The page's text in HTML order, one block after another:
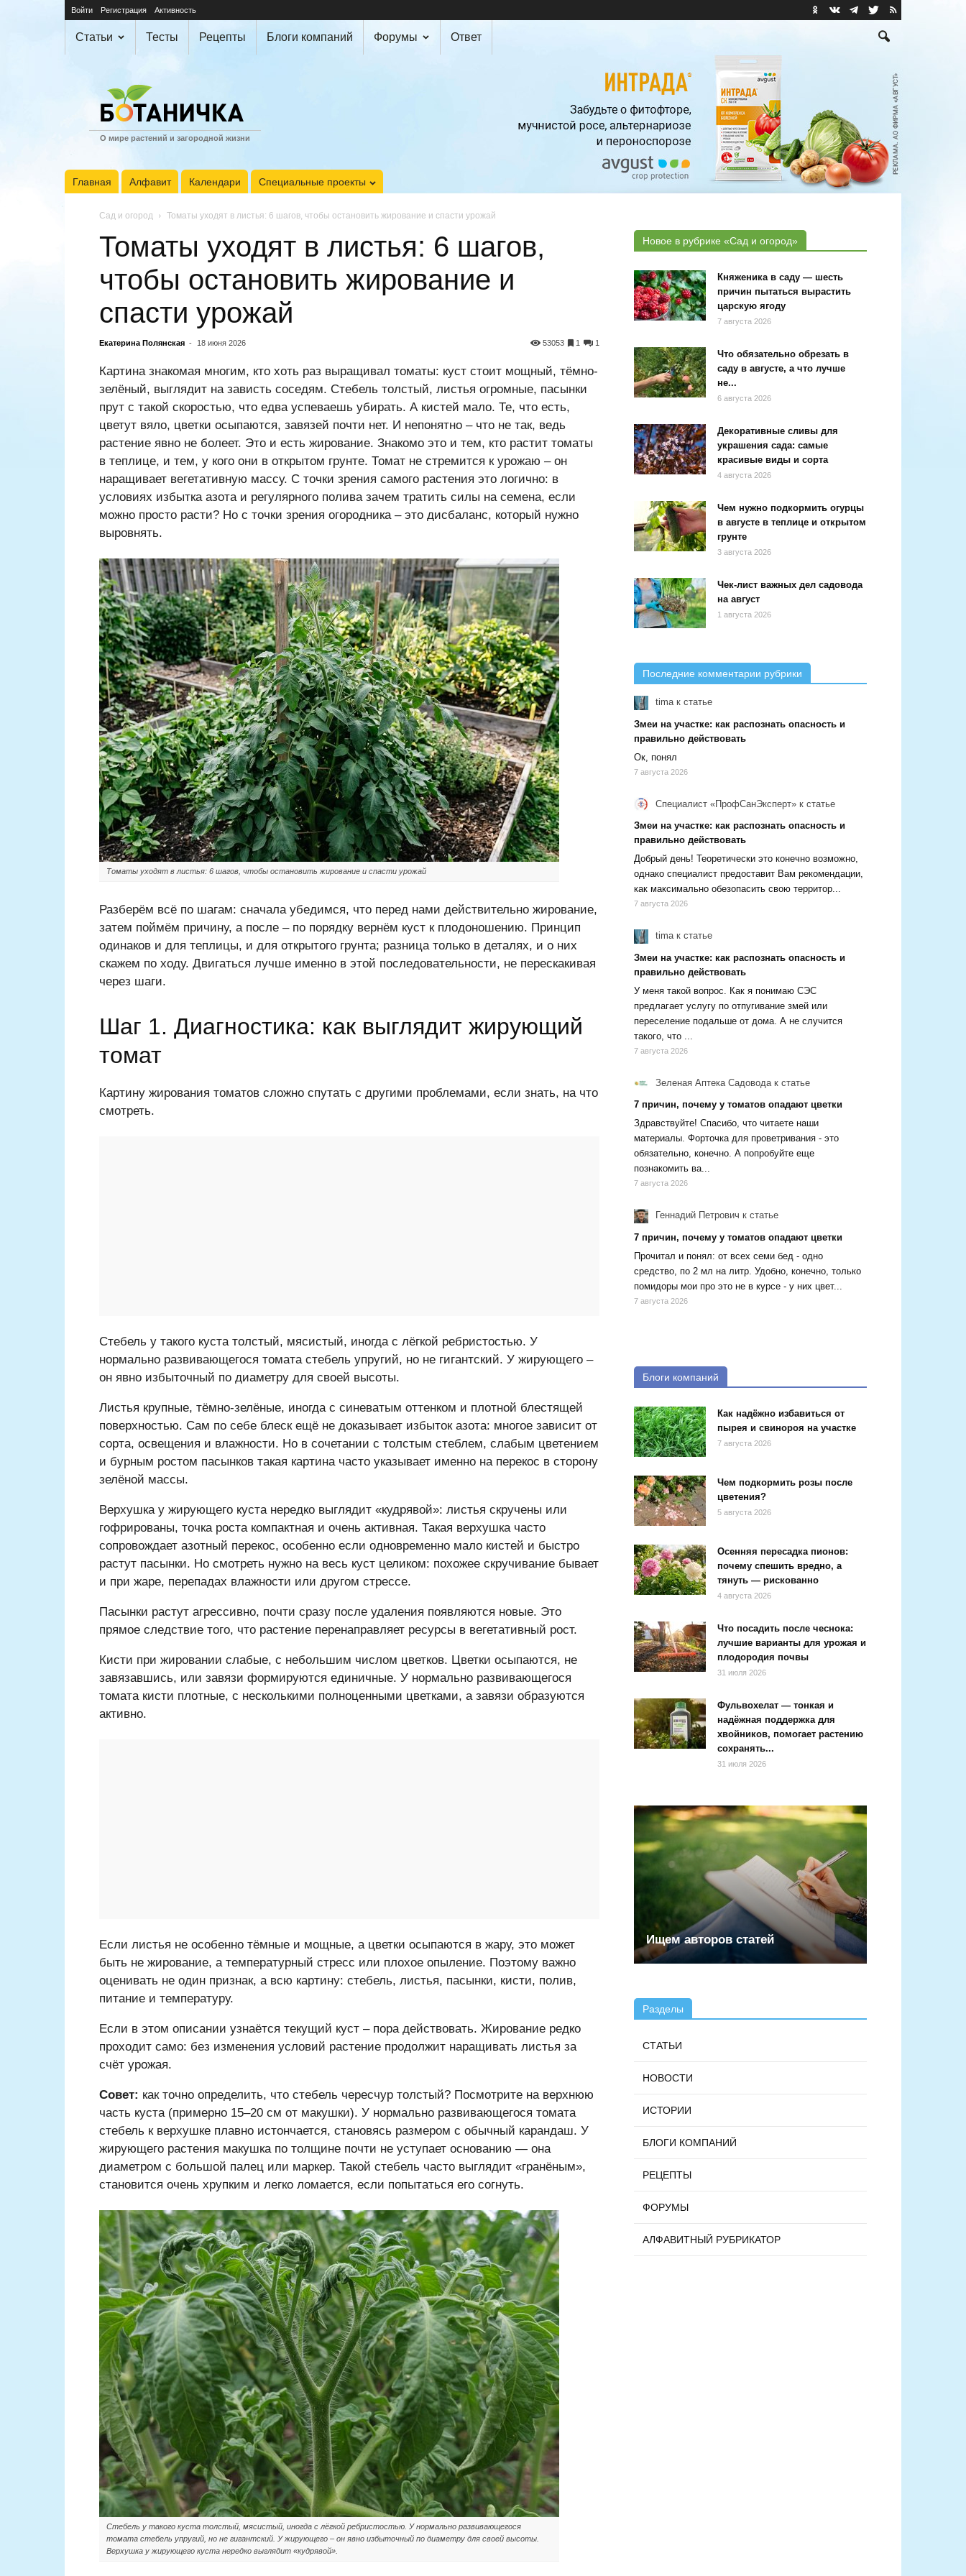
Войти Регистрация Активность
Статьи Тесты Рецепты Блоги компаний Форумы Ответ
О мире растений и загородной жизни
Главная Алфавит Календари Специальные проекты
Сад и огород Томаты уходят в листья: 6 шагов, чтобы остановить жирование и спасти урожай
Томаты уходят в листья: 6 шагов,
чтобы остановить жирование и
спасти урожай
Екатерина Полянская - 18 июня 2026 1
1
53053
Картина знакомая многим, кто хоть раз выращивал томаты: куст стоит мощный, тёмно-
зелёный, выглядит на зависть соседям. Стебель толстый, листья огромные, пасынки
прут с такой скоростью, что едва успеваешь убирать. А кистей мало. Те, что есть,
цветут вяло, цветки осыпаются, завязей почти нет. И непонятно – что не так, ведь
растение явно не болеет. Это и есть жирование. Знакомо это и тем, кто растит томаты
в теплице, и тем, у кого они в открытом грунте. Томат не стремится к урожаю – он
наращивает вегетативную массу. С точки зрения самого растения это логично: в
условиях избытка азота и регулярного полива зачем тратить силы на семена, если
можно просто расти? Но с точки зрения огородника – это дисбаланс, который нужно
выровнять.
Томаты уходят в листья: 6 шагов, чтобы остановить жирование и спасти урожай
Разберём всё по шагам: сначала убедимся, что перед нами действительно жирование,
затем поймём причину, а после – по порядку вернём куст к плодоношению. Принцип
одинаков и для теплицы, и для открытого грунта; разница только в деталях, и о них
скажем по ходу. Двигаться лучше именно в этой последовательности, не перескакивая
через шаги.
Шаг 1. Диагностика: как выглядит жирующий
томат
Картину жирования томатов сложно спутать с другими проблемами, если знать, на что
смотреть.
Стебель у такого куста толстый, мясистый, иногда с лёгкой ребристостью. У
нормально развивающегося томата стебель упругий, но не гигантский. У жирующего –
он явно избыточный по диаметру для своей высоты.
Листья крупные, тёмно-зелёные, иногда с синеватым оттенком и плотной блестящей
поверхностью. Сам по себе блеск ещё не доказывает избыток азота: многое зависит от
сорта, освещения и влажности. Но в сочетании с толстым стеблем, слабым цветением
и бурным ростом пасынков такая картина часто указывает именно на перекос в сторону
зелёной массы.
Верхушка у жирующего куста нередко выглядит «кудрявой»: листья скручены или
гофрированы, точка роста компактная и очень активная. Такая верхушка часто
сопровождает азотный перекос, особенно если одновременно мало кистей и быстро
растут пасынки. Но смотреть нужно на весь куст целиком: похожее скручивание бывает
и при жаре, перепадах влажности или другом стрессе.
Пасынки растут агрессивно, почти сразу после удаления появляются новые. Это
прямое следствие того, что растение перенаправляет ресурсы в вегетативный рост.
Кисти при жировании слабые, с небольшим числом цветков. Цветки осыпаются, не
завязавшись, или завязи формируются единичные. У нормально развивающегося
томата кисти плотные, с несколькими полноценными цветками, а завязи образуются
активно.
Если листья не особенно тёмные и мощные, а цветки осыпаются в жару, это может
быть не жирование, а температурный стресс или плохое опыление. Поэтому важно
оценивать не один признак, а всю картину: стебель, листья, пасынки, кисти, полив,
питание и температуру.
Если в этом описании узнаётся текущий куст – пора действовать. Жирование редко
проходит само: без изменения условий растение продолжит наращивать листья за
счёт урожая.
Совет: как точно определить, что стебель чересчур толстый? Посмотрите на верхнюю
часть куста (примерно 15–20 см от макушки). У нормально развивающегося томата
стебель к верхушке плавно истончается, становясь размером с обычный карандаш. У
жирующего растения макушка по толщине почти не уступает основанию — она
диаметром с большой палец или маркер. Такой стебель часто выглядит «гранёным»,
становится очень хрупким и легко ломается, если попытаться его согнуть.
Стебель у такого куста толстый, мясистый, иногда с лёгкой ребристостью. У нормально развивающегося
томата стебель упругий, но не гигантский. У жирующего – он явно избыточный по диаметру для своей высоты.
Верхушка у жирующего куста нередко выглядит «кудрявой».
Новое в рубрике «Сад и огород»
Княженика в саду — шесть
причин пытаться вырастить
царскую ягоду
7 августа 2026
Что обязательно обрезать в
саду в августе, а что лучше
не...
6 августа 2026
Декоративные сливы для
украшения сада: самые
красивые виды и сорта
4 августа 2026
Чем нужно подкормить огурцы
в августе в теплице и открытом
грунте
3 августа 2026
Чек-лист важных дел садовода
на август
1 августа 2026
Последние комментарии рубрики
timaк статье
Змеи на участке: как распознать опасность и
правильно действовать
Ок, понял
7 августа 2026
Специалист «ПрофСанЭксперт» к статье
Змеи на участке: как распознать опасность и
правильно действовать
Добрый день! Теоретически это конечно возможно,
однако специалист предоставит Вам рекомендации,
как максимально обезопасить свою территор...
7 августа 2026
timaк статье
Змеи на участке: как распознать опасность и
правильно действовать
У меня такой вопрос. Как я понимаю СЭС
предлагает услугу по отпугивание змей или
переселение подальше от дома. А не случится
такого, что ...
7 августа 2026
Зеленая Аптека Садовода к статье
7 причин, почему у томатов опадают цветки
Здравствуйте! Спасибо, что читаете наши
материалы. Форточка для проветривания - это
обязательно, конечно. А попробуйте еще
познакомить ва...
7 августа 2026
Геннадий Петрович к статье
7 причин, почему у томатов опадают цветки
Прочитал и понял: от всех семи бед - одно
средство, по 2 мл на литр. Удобно, конечно, только
помидоры мои про это не в курсе - у них цвет...
7 августа 2026
Блоги компаний
Как надёжно избавиться от
пырея и свинороя на участке
7 августа 2026
Чем подкормить розы после
цветения?
5 августа 2026
Осенняя пересадка пионов:
почему спешить вредно, а
тянуть — рискованно
4 августа 2026
Что посадить после чеснока:
лучшие варианты для урожая и
плодородия почвы
31 июля 2026
Фульвохелат — тонкая и
надёжная поддержка для
хвойников, помогает растению
сохранять...
31 июля 2026
Ищем авторов статей
Разделы
СТАТЬИ
НОВОСТИ
ИСТОРИИ
БЛОГИ КОМПАНИЙ
РЕЦЕПТЫ
ФОРУМЫ
АЛФАВИТНЫЙ РУБРИКАТОР